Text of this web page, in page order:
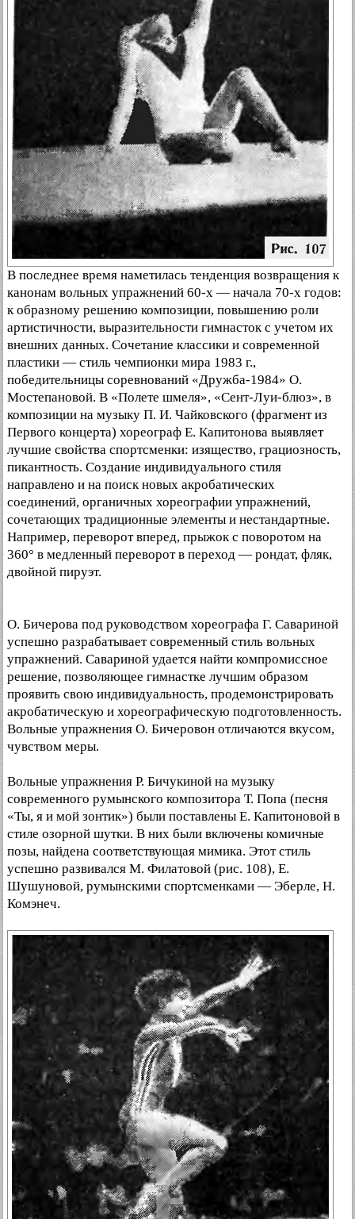
В последнее время наметилась тенденция возвращения к
канонам вольных упражнений 60-х — начала 70-х годов:
к образному решению композиции, повышению роли
артистичности, выразительности гимнасток с учетом их
внешних данных. Сочетание классики и современной
пластики — стиль чемпионки мира 1983 г.,
победительницы соревнований «Дружба-1984» О.
Мостепановой. В «Полете шмеля», «Сент-Луи-блюз», в
композиции на музыку П. И. Чайковского (фрагмент из
Первого концерта) хореограф Е. Капитонова выявляет
лучшие свойства спортсменки: изящество, грациозность,
пикантность. Создание индивидуального стиля
направлено и на поиск новых акробатических
соединений, органичных хореографии упражнений,
сочетающих традиционные элементы и нестандартные.
Например, переворот вперед, прыжок с поворотом на
360° в медленный переворот в переход — рондат, фляк,
двойной пируэт.
О. Бичерова под руководством хореографа Г. Савариной
успешно разрабатывает современный стиль вольных
упражнений. Савариной удается найти компромиссное
решение, позволяющее гимнастке лучшим образом
проявить свою индивидуальность, продемонстрировать
акробатическую и хореографическую подготовленность.
Вольные упражнения О. Бичеровон отличаются вкусом,
чувством меры.
Вольные упражнения Р. Бичукиной на музыку
современного румынского композитора Т. Попа (песня
«Ты, я и мой зонтик») были поставлены Е. Капитоновой в
стиле озорной шутки. В них были включены комичные
позы, найдена соответствующая мимика. Этот стиль
успешно развивался М. Филатовой (рис. 108), Е.
Шушуновой, румынскими спортсменками — Эберле, Н.
Комэнеч.